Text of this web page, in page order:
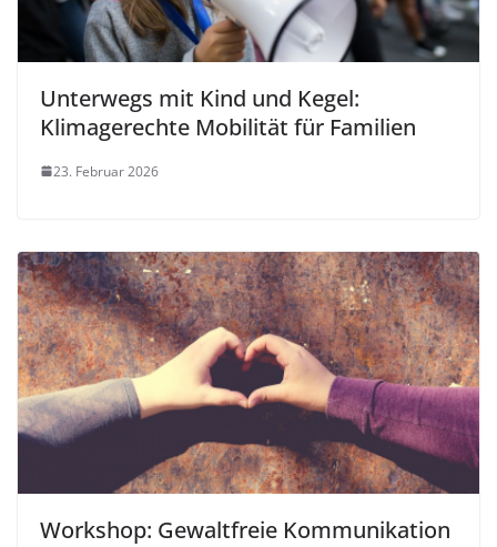
Unterwegs mit Kind und Kegel:
Klimagerechte Mobilität für Familien
23. Februar 2026
Workshop: Gewaltfreie Kommunikation